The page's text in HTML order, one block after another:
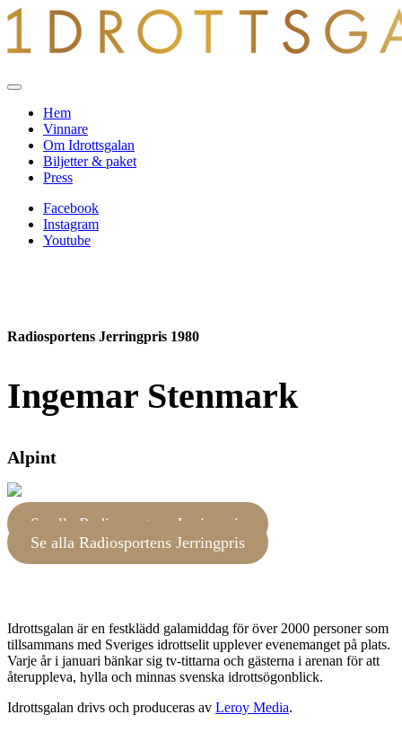
Hem
Vinnare
Om Idrottsgalan
Biljetter & paket
Press
Facebook
Instagram
Youtube
Radiosportens Jerringpris 1980
Ingemar Stenmark
Alpint
Se alla Radiosportens Jerringpris
Se alla Radiosportens Jerringpris
Idrottsgalan är en festklädd galamiddag för över 2000 personer som
tillsammans med Sveriges idrottselit upplever evenemanget på plats.
Varje år i januari bänkar sig tv-tittarna och gästerna i arenan för att
återuppleva, hylla och minnas svenska idrottsögonblick.
Idrottsgalan drivs och produceras av Leroy Media.